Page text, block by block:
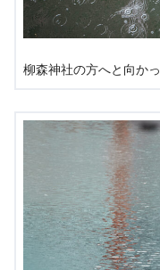
柳森神社の方へと向かっ